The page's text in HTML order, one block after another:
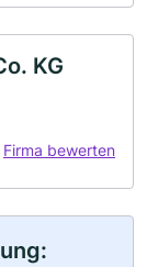
KG
Firma bewerten